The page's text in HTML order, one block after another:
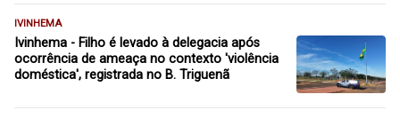
IVINHEMA
Ivinhema - Filho é levado à delegacia após
ocorrência de ameaça no contexto 'violência
doméstica', registrada no B. Triguenã